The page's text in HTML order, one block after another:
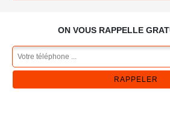
ON VOUS RAPPELLE